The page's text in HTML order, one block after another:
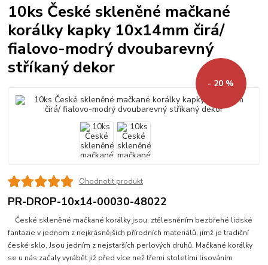
10ks České skleněné mačkané
korálky kapky 10x14mm čirá/
fialovo-modrý dvoubarevný
stříkaný dekor
- 20 %
Ohodnotit produkt
PR-DROP-10x14-00030-48022
České skleněné mačkané korálky jsou, ztělesněním bezbřehé lidské
fantazie v jednom z nejkrásnějších přírodních materiálů, jímž je tradiční
české sklo. Jsou jedním z nejstarších perlových druhů. Mačkané korálky
se u nás začaly vyrábět již před více než třemi stoletími lisováním